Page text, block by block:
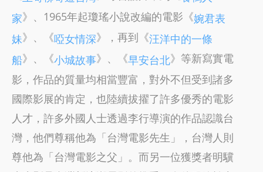
家》、1965年起瓊瑤小說改編的電影《婉君表
妹》、《啞女情深》，再到《汪洋中的一條
船》、《小城故事》、《早安台北》等新寫實電
影，作品的質量均相當豐富，對外不但受到諸多
國際影展的肯定，也陸續拔擢了許多優秀的電影
人才，許多外國人士透過李行導演的作品認識台
灣，他們尊稱他為「台灣電影先生」，台灣人則
尊他為「台灣電影之父」。而另一位獲獎者明驥